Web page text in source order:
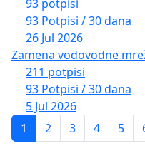
93 potpisi
93 Potpisi / 30 dana
26 Jul 2026
Zamena vodovodne
211 potpisi
93 Potpisi / 30 dana
5 Jul 2026
1
2 3 4 5